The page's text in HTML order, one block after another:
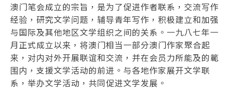
澳门笔会成立的宗旨，是为了促进作者联系，交流写作
经验，研究文学问题，辅导青年写作，积极建立和加强
与国际及其他地区文学组织之间的关系。一九八七年一
月正式成立以来，将澳门相当一部分澳门作家聚合起
来，对内对外开展联谊和交流，并在会员力所能及的範
围内，支援文学活动的前进。与各地作家展开文学联
系，举办文学活动，共同促进文学发展。